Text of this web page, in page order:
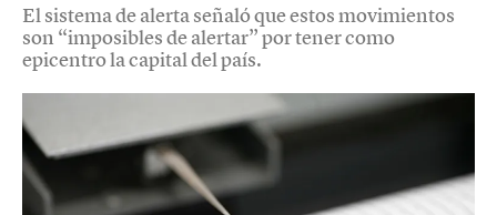
El sistema de alerta señaló que estos movimientos
son “imposibles de alertar” por tener como
epicentro la capital del país.